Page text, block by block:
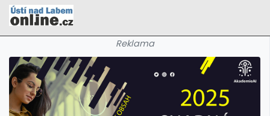
Reklama